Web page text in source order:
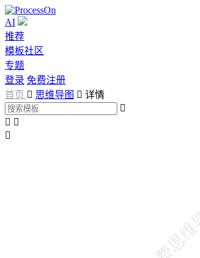
AI
推荐
模板社区
专题
登录 免费注册
首页  思维导图  详情

 
